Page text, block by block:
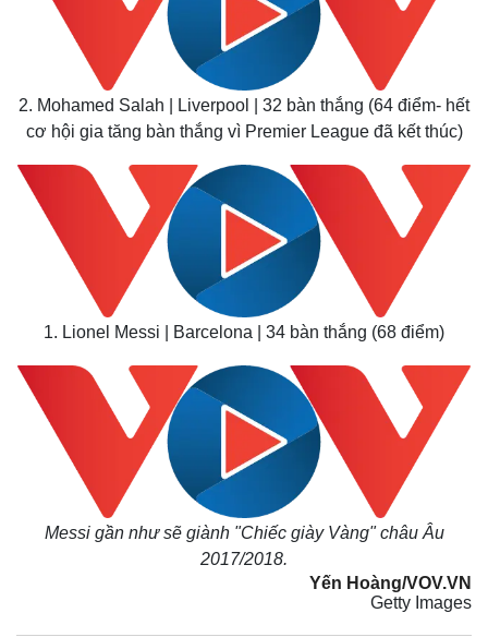
Chứng khoán
Giá cà phê
2. Mohamed Salah | Liverpool | 32 bàn thắng (64 điểm- hết
cơ hội gia tăng bàn thắng vì Premier League đã kết thúc)
1. Lionel Messi | Barcelona | 34 bàn thắng (68 điểm)
Messi gần như sẽ giành "Chiếc giày Vàng" châu Âu
2017/2018.
Yến Hoàng/VOV.VN
Getty Images